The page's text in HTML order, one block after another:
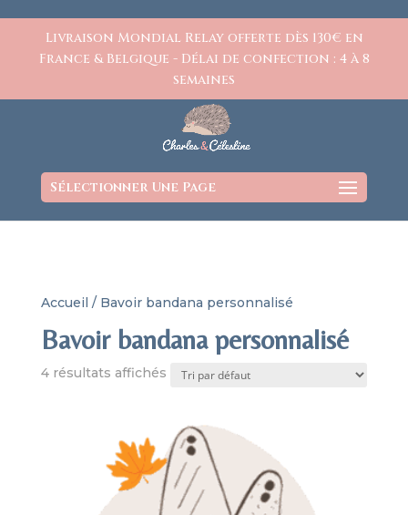
Livraison Mondial Relay offerte dès 130€ en
France & Belgique - Délai de confection : 4 à 8
semaines
Sélectionner Une Page
Accueil / Bavoir bandana personnalisé
Bavoir bandana personnalisé
4 résultats affichés